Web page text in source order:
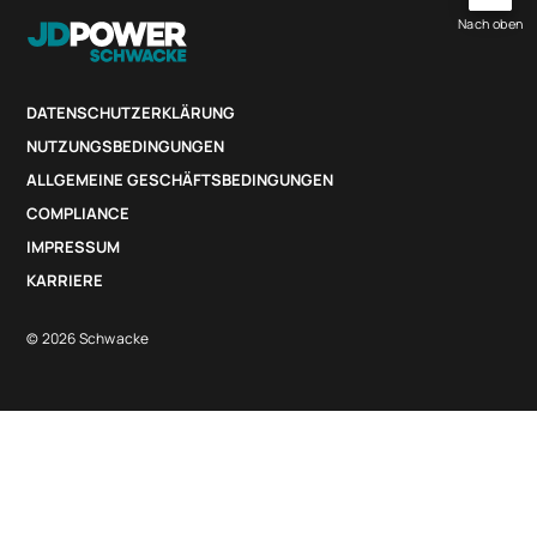
DATENSCHUTZERKLÄRUNG
NUTZUNGSBEDINGUNGEN
ALLGEMEINE GESCHÄFTSBEDINGUNGEN
COMPLIANCE
IMPRESSUM
KARRIERE
© 2026 Schwacke
Nach oben